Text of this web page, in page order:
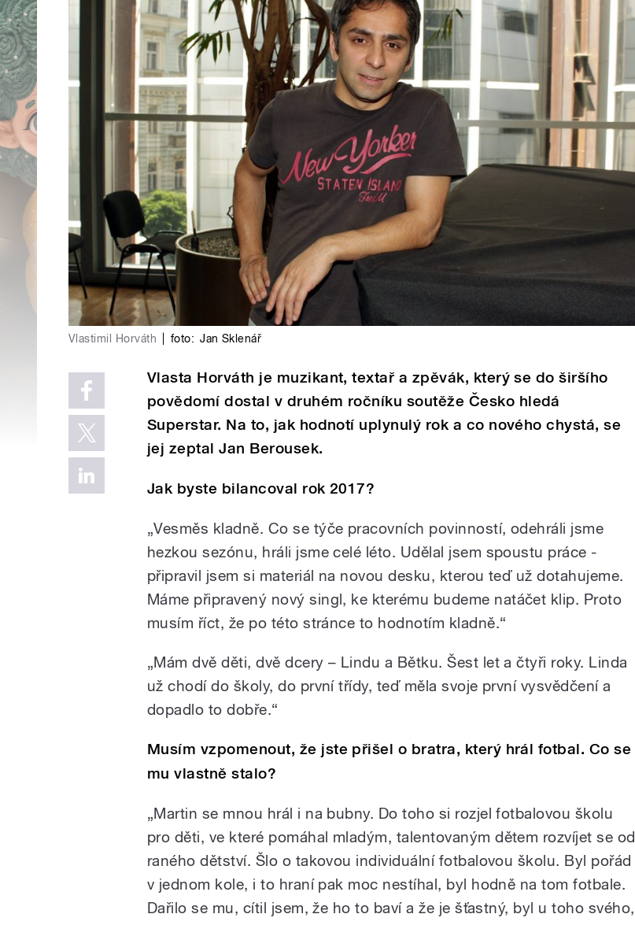
Vlastimil Horváth foto: Jan Sklenář
Vlasta Horváth je muzikant, textař a zpěvák, který se do širšího
povědomí dostal v druhém ročníku soutěže Česko hledá
Superstar. Na to, jak hodnotí uplynulý rok a co nového chystá, se
jej zeptal Jan Berousek.
Jak byste bilancoval rok 2017?
„Vesměs kladně. Co se týče pracovních povinností, odehráli jsme
hezkou sezónu, hráli jsme celé léto. Udělal jsem spoustu práce -
připravil jsem si materiál na novou desku, kterou teď už dotahujeme.
Máme připravený nový singl, ke kterému budeme natáčet klip. Proto
musím říct, že po této stránce to hodnotím kladně.“
„Mám dvě děti, dvě dcery – Lindu a Bětku. Šest let a čtyři roky. Linda
už chodí do školy, do první třídy, teď měla svoje první vysvědčení a
dopadlo to dobře.“
Musím vzpomenout, že jste přišel o bratra, který hrál fotbal. Co se
mu vlastně stalo?
„Martin se mnou hrál i na bubny. Do toho si rozjel fotbalovou školu
pro děti, ve které pomáhal mladým, talentovaným dětem rozvíjet se od
raného dětství. Šlo o takovou individuální fotbalovou školu. Byl pořád
v jednom kole, i to hraní pak moc nestíhal, byl hodně na tom fotbale.
Dařilo se mu, cítil jsem, že ho to baví a že je šťastný, byl u toho svého,